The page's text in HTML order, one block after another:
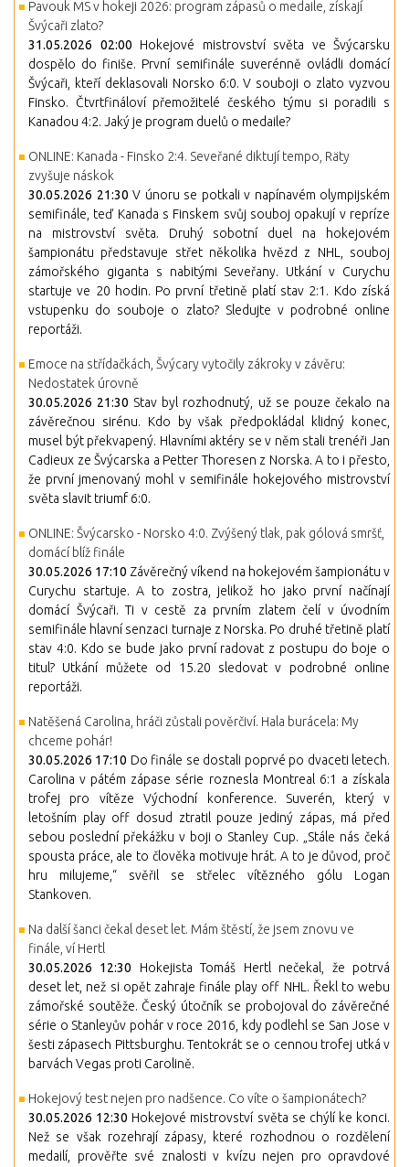
Pavouk MS v hokeji 2026: program zápasů o medaile, získají
Švýcaři zlato?
31.05.2026 02:00 Hokejové mistrovství světa ve Švýcarsku
dospělo do finiše. První semifinále suverénně ovládli domácí
Švýcaři, kteří deklasovali Norsko 6:0. V souboji o zlato vyzvou
Finsko. Čtvrtfináloví přemožitelé českého týmu si poradili s
Kanadou 4:2. Jaký je program duelů o medaile?
ONLINE: Kanada - Finsko 2:4. Seveřané diktují tempo, Räty
zvyšuje náskok
30.05.2026 21:30 V únoru se potkali v napínavém olympijském
semifinále, teď Kanada s Finskem svůj souboj opakují v repríze
na mistrovství světa. Druhý sobotní duel na hokejovém
šampionátu představuje střet několika hvězd z NHL, souboj
zámořského giganta s nabitými Seveřany. Utkání v Curychu
startuje ve 20 hodin. Po první třetině platí stav 2:1. Kdo získá
vstupenku do souboje o zlato? Sledujte v podrobné online
reportáži.
Emoce na střídačkách, Švýcary vytočily zákroky v závěru:
Nedostatek úrovně
30.05.2026 21:30 Stav byl rozhodnutý, už se pouze čekalo na
závěrečnou sirénu. Kdo by však předpokládal klidný konec,
musel být překvapený. Hlavními aktéry se v něm stali trenéři Jan
Cadieux ze Švýcarska a Petter Thoresen z Norska. A to i přesto,
že první jmenovaný mohl v semifinále hokejového mistrovství
světa slavit triumf 6:0.
ONLINE: Švýcarsko - Norsko 4:0. Zvýšený tlak, pak gólová smršť,
domácí blíž finále
30.05.2026 17:10 Závěrečný víkend na hokejovém šampionátu v
Curychu startuje. A to zostra, jelikož ho jako první načínají
domácí Švýcaři. Ti v cestě za prvním zlatem čelí v úvodním
semifinále hlavní senzaci turnaje z Norska. Po druhé třetině platí
stav 4:0. Kdo se bude jako první radovat z postupu do boje o
titul? Utkání můžete od 15.20 sledovat v podrobné online
reportáži.
Natěšená Carolina, hráči zůstali pověrčiví. Hala burácela: My
chceme pohár!
30.05.2026 17:10 Do finále se dostali poprvé po dvaceti letech.
Carolina v pátém zápase série roznesla Montreal 6:1 a získala
trofej pro vítěze Východní konference. Suverén, který v
letošním play off dosud ztratil pouze jediný zápas, má před
sebou poslední překážku v boji o Stanley Cup. „Stále nás čeká
spousta práce, ale to člověka motivuje hrát. A to je důvod, proč
hru milujeme,“ svěřil se střelec vítězného gólu Logan
Stankoven.
Na další šanci čekal deset let. Mám štěstí, že jsem znovu ve
finále, ví Hertl
30.05.2026 12:30 Hokejista Tomáš Hertl nečekal, že potrvá
deset let, než si opět zahraje finále play off NHL. Řekl to webu
zámořské soutěže. Český útočník se probojoval do závěrečné
série o Stanleyův pohár v roce 2016, kdy podlehl se San Jose v
šesti zápasech Pittsburghu. Tentokrát se o cennou trofej utká v
barvách Vegas proti Carolině.
Hokejový test nejen pro nadšence. Co víte o šampionátech?
30.05.2026 12:30 Hokejové mistrovství světa se chýlí ke konci.
Než se však rozehrají zápasy, které rozhodnou o rozdělení
medailí, prověřte své znalosti v kvízu nejen pro opravdové